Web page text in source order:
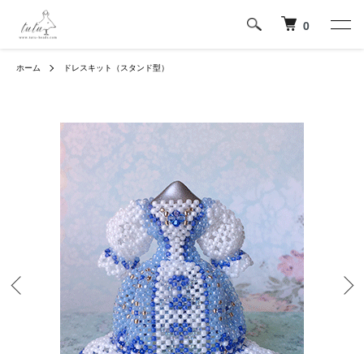
0
ホーム ドレスキット（スタンド型）